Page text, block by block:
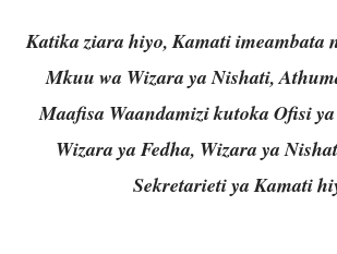
Katika ziara hiyo, Kamati imeambata
Mkuu wa Wizara ya Nishati,
Maafisa Waandamizi kutoka Ofisi
Wizara ya Fedha, Wizara ya
Sekretarieti ya Kamati